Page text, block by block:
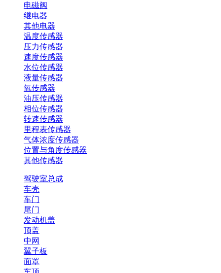
电磁阀
继电器
其他电器
温度传感器
压力传感器
速度传感器
水位传感器
液量传感器
氧传感器
油压传感器
相位传感器
转速传感器
里程表传感器
气体浓度传感器
位置与角度传感器
其他传感器
驾驶室总成
车壳
车门
尾门
发动机盖
顶盖
中网
翼子板
面罩